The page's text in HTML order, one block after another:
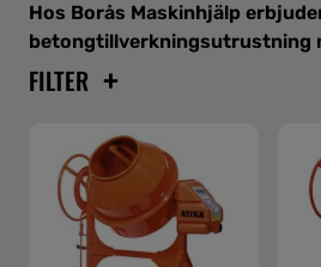
Hos Borås Maskinhjälp
betongtillverkningsutrustning
FILTER +